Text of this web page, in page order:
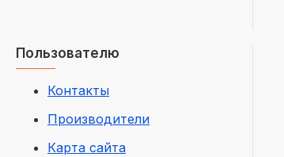
Пользователю
Контакты
Производители
Карта сайта